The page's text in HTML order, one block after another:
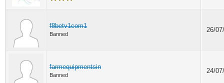
f8betv1com1
Banned
26/
farmequipmentsin
Banned
24/